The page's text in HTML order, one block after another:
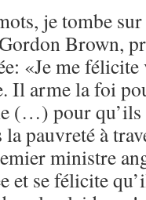
je tombe
Brown,
«Je me
Il arme la foi
(…) pour qu’ils
pauvreté à
ministre
et se félicite